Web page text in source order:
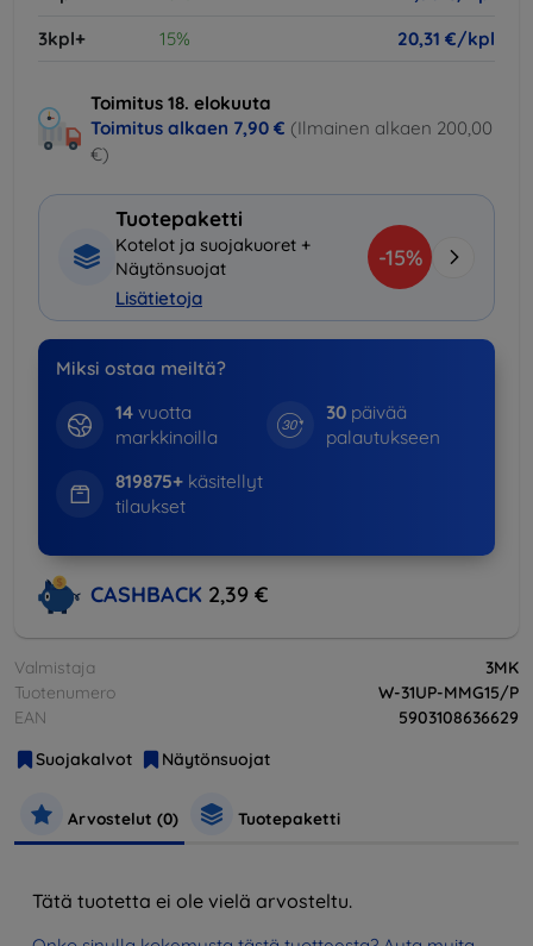
3kpl+
15% 20,31 €/kpl
Toimitus 18. elokuuta
Toimitus alkaen 7,90 € (Ilmainen alkaen 200,00
€)
Tuotepaketti
Kotelot ja suojakuoret +
Näytönsuojat
Lisätietoja
-15%
Miksi ostaa meiltä?
14vuotta
markkinoilla
30 päivää
palautukseen
819875+käsitellyt
tilaukset
CASHBACK 2,39 €
Valmistaja
3MK
Tuotenumero
W-31UP-MMG15/P
EAN
5903108636629
Suojakalvot
Näytönsuojat
Arvostelut (0) Tuotepaketti
Tätä tuotetta ei ole vielä arvosteltu.